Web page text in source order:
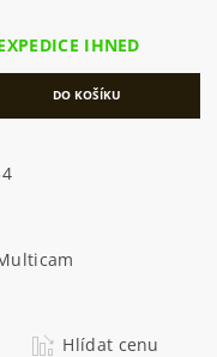
IHNED
Hlídat cenu